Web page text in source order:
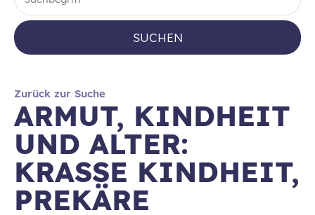
SUCHEN
Zurück zur Suche
ARMUT, KINDHEIT
UND ALTER:
KRASSE KINDHEIT,
PREKÄRE